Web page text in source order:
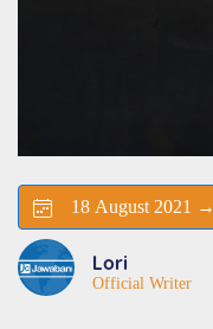
18 August 2021 →
Lori
Official Writer